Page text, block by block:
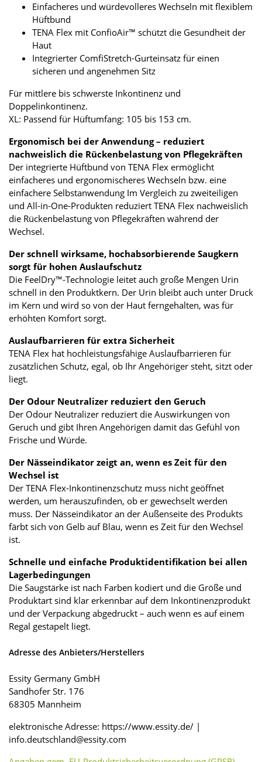
Einfacheres und würdevolleres Wechseln mit flexiblem
Hüftbund
TENA Flex mit ConfioAir™ schützt die Gesundheit der
Haut
Integrierter ComfiStretch-Gurteinsatz für einen
sicheren und angenehmen Sitz
Für mittlere bis schwerste Inkontinenz und
Doppelinkontinenz.
XL: Passend für Hüftumfang: 105 bis 153 cm.
Ergonomisch bei der Anwendung – reduziert
nachweislich die Rückenbelastung von Pflegekräften
Der integrierte Hüftbund von TENA Flex ermöglicht
einfacheres und ergonomischeres Wechseln bzw. eine
einfachere Selbstanwendung Im Vergleich zu zweiteiligen
und All-in-One-Produkten reduziert TENA Flex nachweislich
die Rückenbelastung von Pflegekräften während der
Wechsel.
Der schnell wirksame, hochabsorbierende Saugkern
sorgt für hohen Auslaufschutz
Die FeelDry™-Technologie leitet auch große Mengen Urin
schnell in den Produktkern. Der Urin bleibt auch unter Druck
im Kern und wird so von der Haut ferngehalten, was für
erhöhten Komfort sorgt.
Auslaufbarrieren für extra Sicherheit
TENA Flex hat hochleistungsfähige Auslaufbarrieren für
zusätzlichen Schutz, egal, ob Ihr Angehöriger steht, sitzt oder
liegt.
Der Odour Neutralizer reduziert den Geruch
Der Odour Neutralizer reduziert die Auswirkungen von
Geruch und gibt Ihren Angehörigen damit das Gefühl von
Frische und Würde.
Der Nässeindikator zeigt an, wenn es Zeit für den
Wechsel ist
Der TENA Flex-Inkontinenzschutz muss nicht geöffnet
werden, um herauszufinden, ob er gewechselt werden
muss. Der Nässeindikator an der Außenseite des Produkts
färbt sich von Gelb auf Blau, wenn es Zeit für den Wechsel
ist.
Schnelle und einfache Produktidentifikation bei allen
Lagerbedingungen
Die Saugstärke ist nach Farben kodiert und die Größe und
Produktart sind klar erkennbar auf dem Inkontinenzprodukt
und der Verpackung abgedruckt – auch wenn es auf einem
Regal gestapelt liegt.
Adresse des Anbieters/Herstellers
Essity Germany GmbH
Sandhofer Str. 176
68305 Mannheim
elektronische Adresse: https://www.essity.de/ |
info.deutschland@essity.com